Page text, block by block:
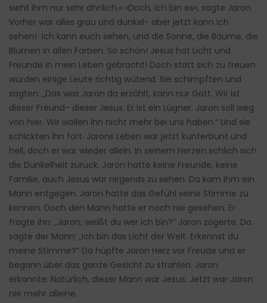
sieht ihm nur sehr ähnlich.« »Doch, ich bin es«, sagte Jaron.
Vorher war alles grau und dunkel- aber jetzt kann ich
sehen! Ich kann euch sehen, und die Sonne, die Bäume, die
Blumen in allen Farben. So schön! Jesus hat Licht und
Freunde in mein Leben gebracht! Doch statt sich zu freuen
wurden einige Leute richtig wütend. Sie schimpften und
sagten: „Das was Jaron da erzählt, kann nur Gott. Wir ist
dieser Freund- dieser Jesus. Er ist ein Lügner. Jaron soll weg
von hier. Wir wollen ihn nicht mehr bei uns haben.“ Und sie
schickten ihn fort. Jarons Leben war jetzt kunterbunt und
hell, doch er war wieder allein. In seinem Herzen schlich sich
die Dunkelheit zurück. Jaron hatte keine Freunde, keine
Familie, auch Jesus war nirgends zu sehen. Da kam ihm ein
Mann entgegen. Jaron hatte das Gefühl seine Stimme zu
kennen. Doch den Mann hatte er noch nie gesehen. Er
fragte ihn: „Jaron, weißt du wer ich bin?“ Jaron zögerte. Da
sagte der Mann: „Ich bin das Licht der Welt. Erkennst du
meine Stimme?“ Da hüpfte Jaron Herz vor Freude und er
begann über das ganze Gesicht zu strahlen. Jaron
erkannte: Natürlich, dieser Mann war Jesus. Jetzt war Jaron
nie mehr alleine.